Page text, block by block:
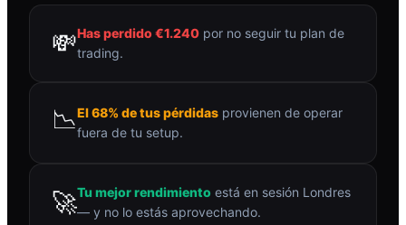
💸Has perdido €1.240 por no seguir tu plan de
trading.
📉El 68% de tus pérdidas provienen de operar
fuera de tu setup.
🚀Tu mejor rendimiento está en sesión Londres
— y no lo estás aprovechando.